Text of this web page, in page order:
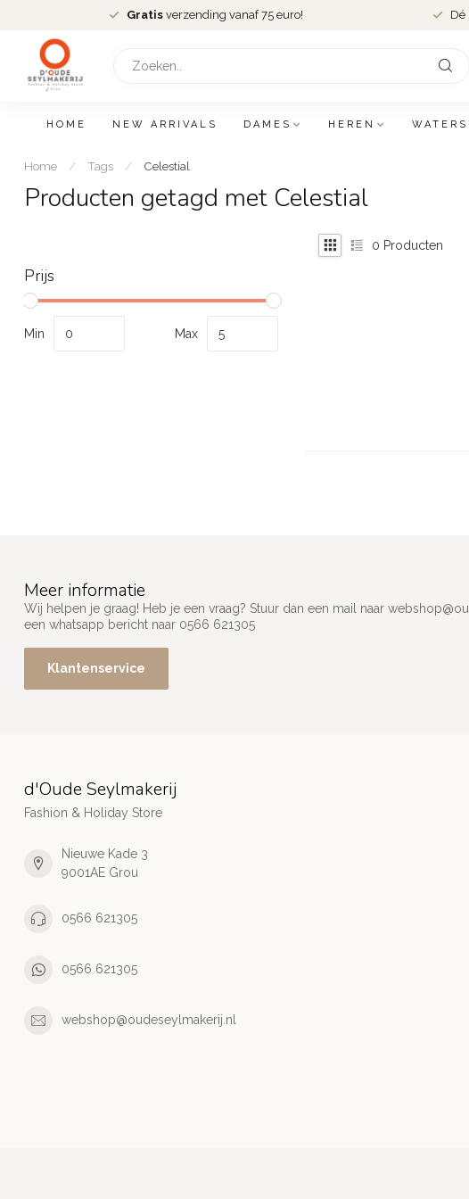
Gratis verzending vanaf 75 euro! Dé
HOME NEW ARRIVALS DAMES HEREN
Home / Tags / Celestial
Producten getagd met Celestial
Prijs
Min Max
0 Producten
Meer informatie
Wij helpen je graag! Heb je een vraag? Stuur dan een mail naar
een whatsapp bericht naar 0566 621305
Klantenservice
d'Oude Seylmakerij
Fashion & Holiday Store
Nieuwe Kade 3
9001AE Grou
0566 621305
0566 621305
webshop@oudeseylmakerij.nl